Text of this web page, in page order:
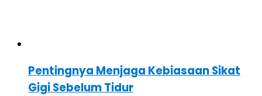
Pentingnya Menjaga Kebiasaan Sikat
Gigi Sebelum Tidur